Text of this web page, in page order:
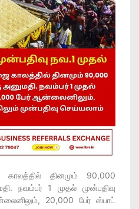
காலத்தில் தினமும் 90,000
நவம்பர் 1 முதல் முன்பதிவு
20,000 பேர் ஸ்பாட்